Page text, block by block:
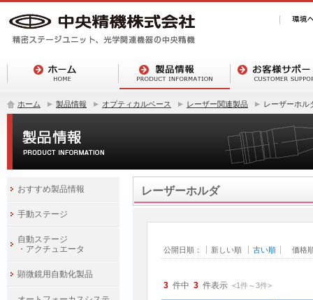
ホーム 製品情報 オプティカルベース レーザー関連製品 レーザーホル
レーザーホルダ
公開日順： 新しい順 古い順 価格
3 件中 3 件表示 <1件～3件>
おすすめ製品情報
手動ステージ
自動ステージ
・アクチュエータ
顕微鏡用自動化製品